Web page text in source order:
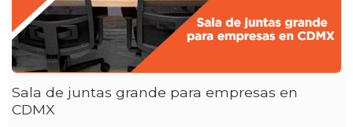
Sala de juntas grande para empresas en
CDMX